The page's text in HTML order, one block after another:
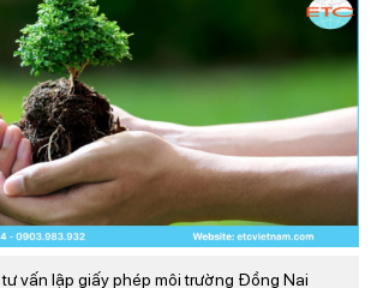
vấn lập giấy phép môi trường Đồng Nai